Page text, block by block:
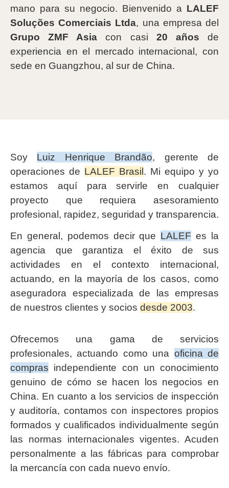
mano para su negocio. Bienvenido a LALEF
Soluções Comerciais Ltda, una empresa del
Grupo ZMF Asia con casi 20 años de
experiencia en el mercado internacional, con
sede en Guangzhou, al sur de China.
Soy Luiz Henrique Brandão, gerente de
operaciones de LALEF Brasil. Mi equipo y yo
estamos aquí para servirle en cualquier
proyecto que requiera asesoramiento
profesional, rapidez, seguridad y transparencia.
En general, podemos decir que LALEF es la
agencia que garantiza el éxito de sus
actividades en el contexto internacional,
actuando, en la mayoría de los casos, como
aseguradora especializada de las empresas
de nuestros clientes y socios desde 2003.
Ofrecemos una gama de servicios
profesionales, actuando como una oficina de
compras independiente con un conocimiento
genuino de cómo se hacen los negocios en
China. En cuanto a los servicios de inspección
y auditoría, contamos con inspectores propios
formados y cualificados individualmente según
las normas internacionales vigentes. Acuden
personalmente a las fábricas para comprobar
la mercancía con cada nuevo envío.